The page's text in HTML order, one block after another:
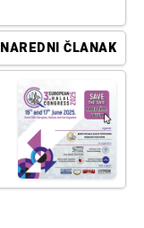
NAREDNI ČLANAK